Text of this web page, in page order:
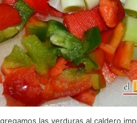
las verduras al caldero